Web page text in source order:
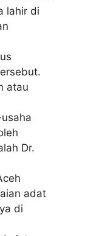
lahir di
atau
Dr.
adat
di